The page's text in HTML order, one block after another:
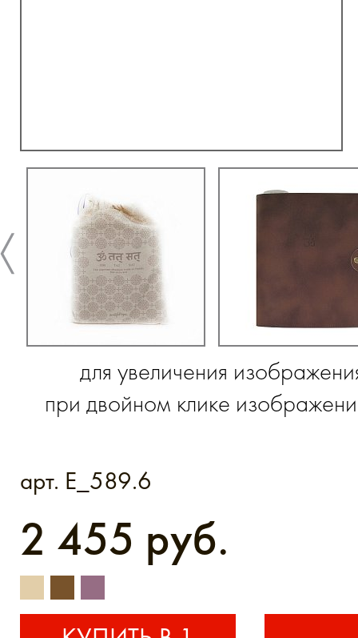
для увеличения
при двойном клике
арт. E_589.6
2 455 руб.